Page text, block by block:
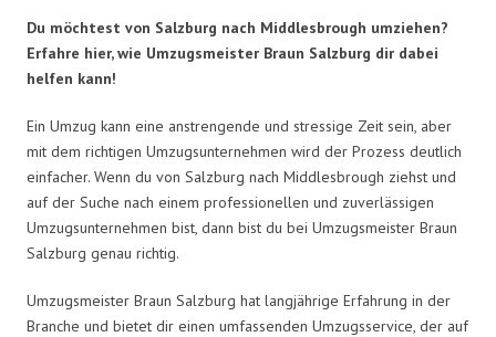
Du möchtest von Salzburg nach Middlesbrough umziehen?
Erfahre hier, wie Umzugsmeister Braun Salzburg dir dabei
helfen kann!
Ein Umzug kann eine anstrengende und stressige Zeit sein, aber
mit dem richtigen Umzugsunternehmen wird der Prozess deutlich
einfacher. Wenn du von Salzburg nach Middlesbrough ziehst und
auf der Suche nach einem professionellen und zuverlässigen
Umzugsunternehmen bist, dann bist du bei Umzugsmeister Braun
Salzburg genau richtig.
Umzugsmeister Braun Salzburg hat langjährige Erfahrung in der
Branche und bietet dir einen umfassenden Umzugsservice, der auf